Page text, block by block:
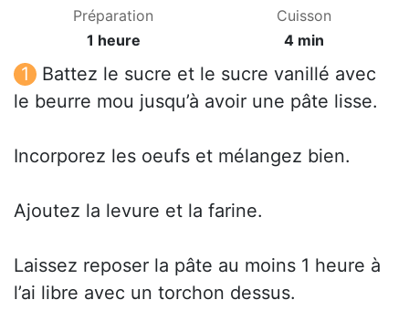
Préparation
1 heure
Cuisson
4 min
Battez le sucre et le sucre vanillé avec
le beurre mou jusqu’à avoir une pâte lisse.
Incorporez les oeufs et mélangez bien.
Ajoutez la levure et la farine.
Laissez reposer la pâte au moins 1 heure à
l’ai libre avec un torchon dessus.